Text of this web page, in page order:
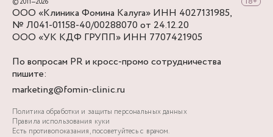
© 2011—2026
ООО «Клиника Фомина Калуга» ИНН 4027131985,
№ Л041-01158-40/00288070 от 24.12.20
ООО «УК КДФ ГРУПП» ИНН 7707421905
По вопросам PR и кросс-промо сотрудничества
пишите:
marketing@fomin-clinic.ru
Политика обработки и защиты персональных данных
Правила использования куки
Есть противопоказания, посоветуйтесь с врачом.